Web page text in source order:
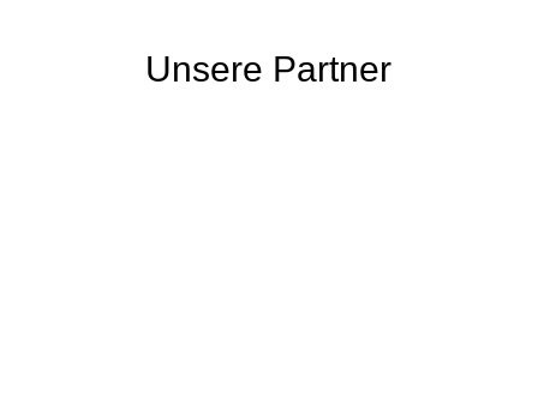
Unsere Partner